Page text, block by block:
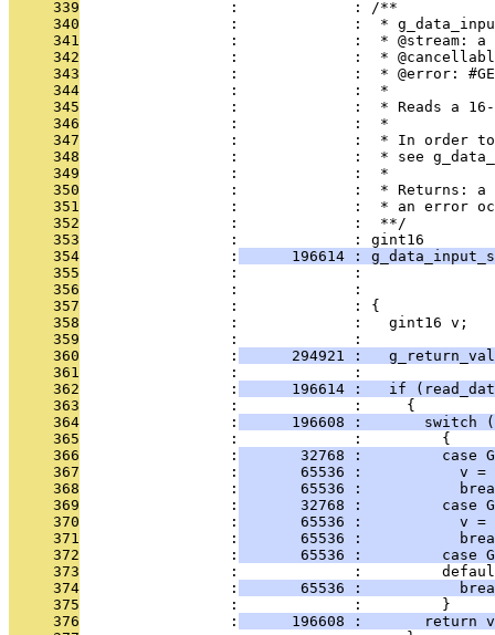
     339
                 :             : /**
     340
:             :  *
     341
:             :  * @stream: a
     342
:             :  *
     343
:             :  * @error:
     344
                 :             :  *
     345
:             :  * Reads a
     346
                 :             :  *
     347
:             :  * In order
     348
:             :  * see
     349
                 :             :  *
     350
:             :  * Returns:
     351
:             :  * an error
     352
                 :             :  **/
     353
                 :             : gint16
     354
                 :
196614 :
     355
:             :
     356
:             :
     357
                 :             : {
     358
                 :             :   gint16 v;
     359
                 :             :
     360
                 :
294921 :
     361
                 :             :
     362
                 :
196614 :   if
     363
                 :             :     {
     364
                 :
196608 :       switch
     365
                 :             :         {
     366
                 :
32768 :         case
     367
                 :
65536 :           v =
     368
                 :
65536 :
     369
                 :
32768 :         case
     370
                 :
65536 :           v =
     371
                 :
65536 :
     372
                 :
65536 :         case
     373
:             :
     374
                 :
65536 :
     375
                 :             :         }
     376
                 :
196608 :       return